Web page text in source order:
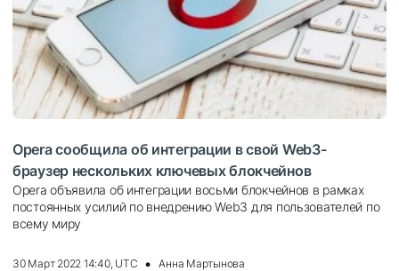
Opera сообщила об интеграции в свой Web3-
браузер нескольких ключевых блокчейнов
Opera объявила об интеграции восьми блокчейнов в рамках
постоянных усилий по внедрению Web3 для пользователей по
всему миру
30 Март 2022 14:40, UTC Анна Мартынова